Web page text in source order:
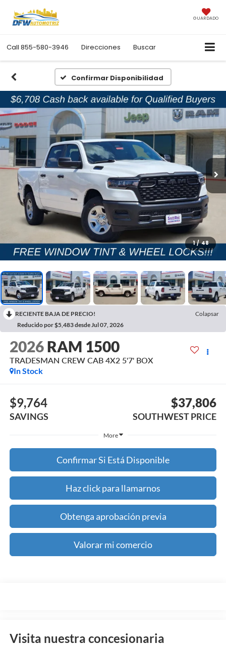
GUARDADO
Call 855-580-3946 Direcciones Buscar
Confirmar Disponibilidad
1 / 48
RECIENTE BAJA DE PRECIO!
Colapsar
Reducido por $5,483 desde Jul 07, 2026
2026 RAM 1500
TRADESMAN CREW CAB 4X2 5'7' BOX
In Stock
$9,764
SAVINGS
$37,806
SOUTHWEST PRICE
More
Confirmar Si Está Disponible
Haz click para llamarnos
Obtenga aprobación previa
Valorar mi comercio
Visita nuestra concesionaria